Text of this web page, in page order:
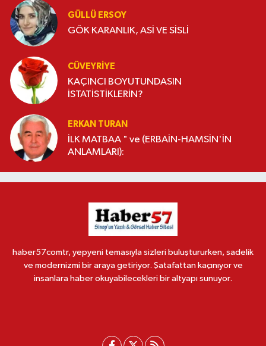
GÜLLÜ ERSOY
GÖK KARANLIK, ASİ VE SİSLİ
CÜVEYRIYE
KAÇINCI BOYUTUNDASIN
İSTATİSTİKLERİN?
ERKAN TURAN
İLK MATBAA " ve (ERBAİN-HAMSİN'İN
ANLAMLARI):
haber57comtr, yepyeni temasıyla sizleri buluştururken, sadelik
ve modernizmi bir araya getiriyor. Şatafattan kaçınıyor ve
insanlara haber okuyabilecekleri bir altyapı sunuyor.